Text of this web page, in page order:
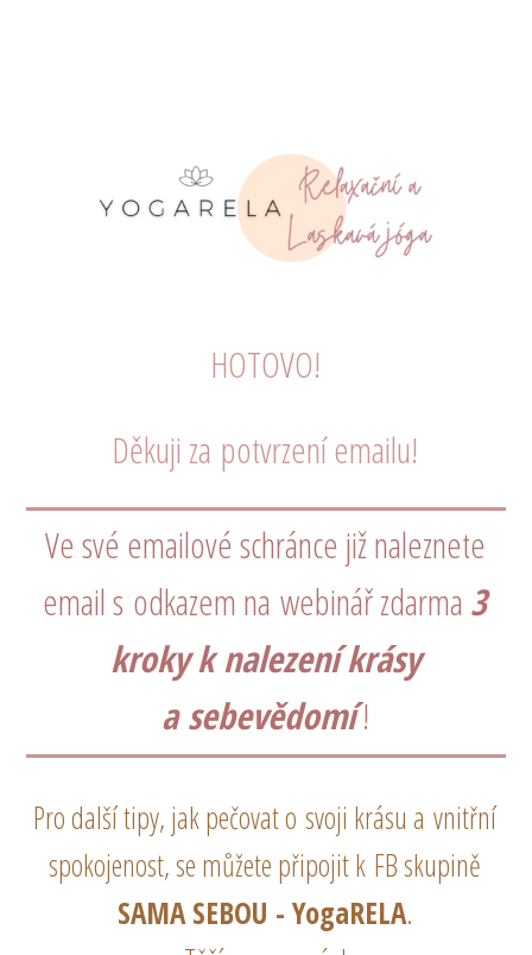
HOTOVO!
Děkuji za potvrzení emailu!
Ve své emailové schránce již naleznete
email s odkazem na webinář zdarma 3
kroky k nalezení krásy
a sebevědomí!
Pro další tipy, jak pečovat o svoji krásu a vnitřní
spokojenost, se můžete připojit k FB skupině
SAMA SEBOU - YogaRELA.